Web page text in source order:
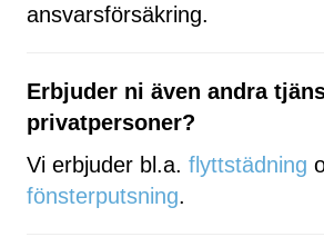
ansvarsförsäkring.
Erbjuder ni även andra
privatpersoner?
Vi erbjuder bl.a. flyttstädning
fönsterputsning.